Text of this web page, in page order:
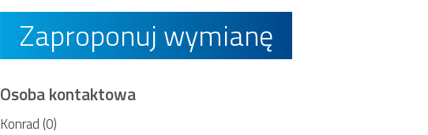
Zaproponuj wymianę
Osoba kontaktowa
Konrad (0)